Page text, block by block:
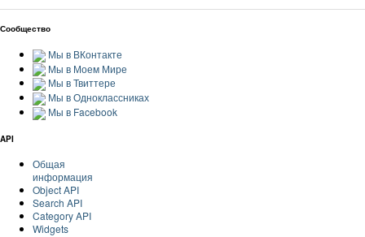
Сообщество
Мы в ВКонтакте
Мы в Моем Мире
Мы в Твиттере
Мы в Одноклассниках
Мы в Facebook
API
Общая
информация
Object API
Search API
Category API
Widgets